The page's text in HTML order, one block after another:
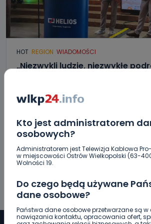
Kto jest administratorem
osobowych?
Administratorem jest Telewizja Kablowa
w miejscowości Ostrów Wielkopolski (63-
Wolności 19.
Do czego będą używane
dane osobowe?
Państwa dane osobowe przetwarzane są w
nawiązania kontaktu, opracowania ofert,
HOT REGION WIADOMOŚCI
„Niezwykli ludzie, niezwykłe
Antonińska – dzień pierwszy
Aleksandra Barczak